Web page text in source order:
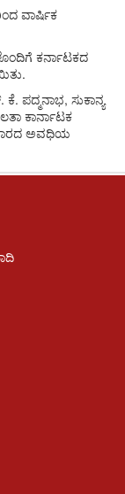
ವಾರ್ಷಿಕ
ಕರ್ನಾಟಕದ
ಪದ್ಮನಾಭ, ಸುಕಾನ್ಯ
ಕಾರ್ನಾಟಕ
ಅವಧಿಯ